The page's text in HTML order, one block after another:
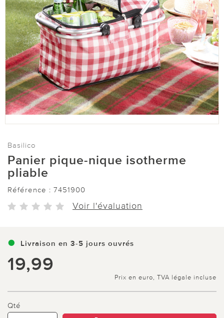
Basilico
Panier pique-nique isotherme
pliable
Référence : 7451900
Voir l'évaluation
Livraison en 3-5 jours ouvrés
19,99
Prix en euro, TVA légale incluse
Qté